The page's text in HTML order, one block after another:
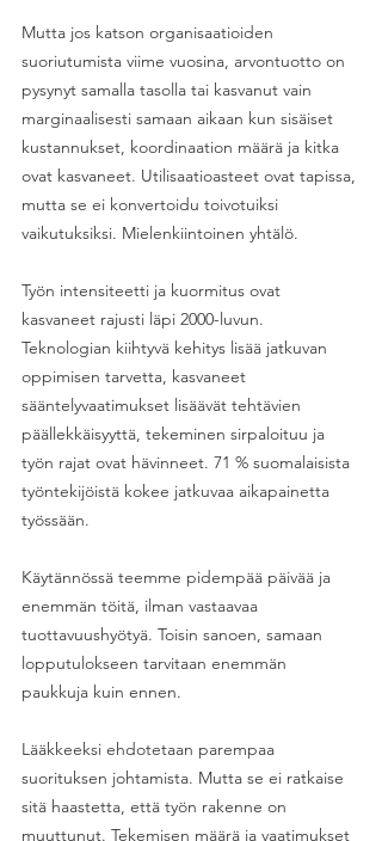
Mutta jos katson organisaatioiden
suoriutumista viime vuosina, arvontuotto on
pysynyt samalla tasolla tai kasvanut vain
marginaalisesti samaan aikaan kun sisäiset
kustannukset, koordinaation määrä ja kitka
ovat kasvaneet. Utilisaatioasteet ovat tapissa,
mutta se ei konvertoidu toivotuiksi
vaikutuksiksi. Mielenkiintoinen yhtälö.
Työn intensiteetti ja kuormitus ovat
kasvaneet rajusti läpi 2000-luvun.
Teknologian kiihtyvä kehitys lisää jatkuvan
oppimisen tarvetta, kasvaneet
sääntelyvaatimukset lisäävät tehtävien
päällekkäisyyttä, tekeminen sirpaloituu ja
työn rajat ovat hävinneet. 71 % suomalaisista
työntekijöistä kokee jatkuvaa aikapainetta
työssään.
Käytännössä teemme pidempää päivää ja
enemmän töitä, ilman vastaavaa
tuottavuushyötyä. Toisin sanoen, samaan
lopputulokseen tarvitaan enemmän
paukkuja kuin ennen.
Lääkkeeksi ehdotetaan parempaa
suorituksen johtamista. Mutta se ei ratkaise
sitä haastetta, että työn rakenne on
muuttunut. Tekemisen määrä ja vaatimukset